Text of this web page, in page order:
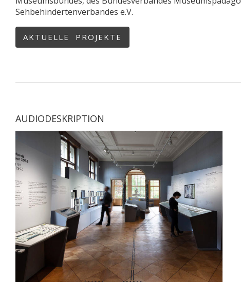
Sehbehindertenverbandes e.V.
AKTUELLE PROJEKTE
AUDIODESKRIPTION